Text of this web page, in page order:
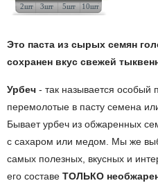
2шт 3шт 5шт 10шт
Это паста из сырых семян
сохранен вкус свежей
Урбеч - так называется особый
перемолотые в пасту семена
Бывает урбеч из обжаренных
с сахаром или медом. Мы же
самых полезных, вкусных и
его составе ТОЛЬКО